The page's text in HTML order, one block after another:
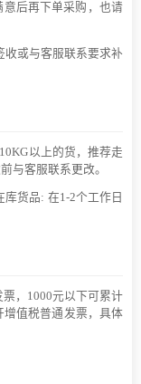
后再下单采购，也请
收或与客服联系要求补
以上的货，推荐走
与客服联系更改。
货品: 在1-2个工作日
，1000元以下可累计
增值税普通发票，具体